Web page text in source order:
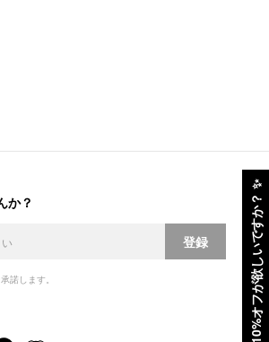
10%オフが欲しいですか？
✨
か？
登録
諾します。